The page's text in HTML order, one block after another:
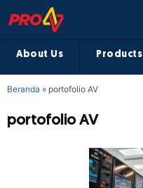
About Us Products
Beranda » portofolio AV
portofolio AV